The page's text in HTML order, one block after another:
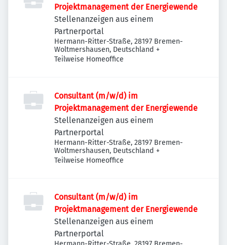
Projektmanagement der Energiewende
Stellenanzeigen aus einem
Partnerportal
Hermann-Ritter-Straße, 28197 Bremen-
Woltmershausen, Deutschland +
Teilweise Homeoffice
Consultant (m/w/d) im
Projektmanagement der Energiewende
Stellenanzeigen aus einem
Partnerportal
Hermann-Ritter-Straße, 28197 Bremen-
Woltmershausen, Deutschland +
Teilweise Homeoffice
Consultant (m/w/d) im
Projektmanagement der Energiewende
Stellenanzeigen aus einem
Partnerportal